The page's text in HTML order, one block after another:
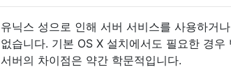
유닉스 성으로 인해 서버 서비스를 사용하거
없습니다. 기본 OS X 설치에서도 필요한 경
서버의 차이점은 약간 학문적입니다.